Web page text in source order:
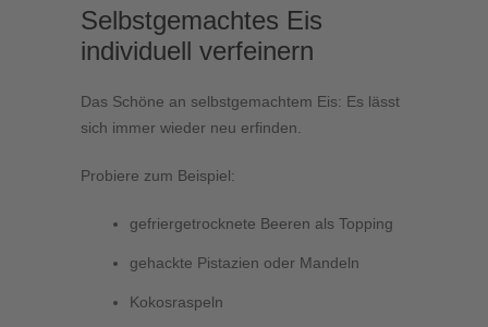
Selbstgemachtes Eis
individuell verfeinern
Das Schöne an selbstgemachtem Eis: Es lässt
sich immer wieder neu erfinden.
Probiere zum Beispiel:
gefriergetrocknete Beeren als Topping
gehackte Pistazien oder Mandeln
Kokosraspeln